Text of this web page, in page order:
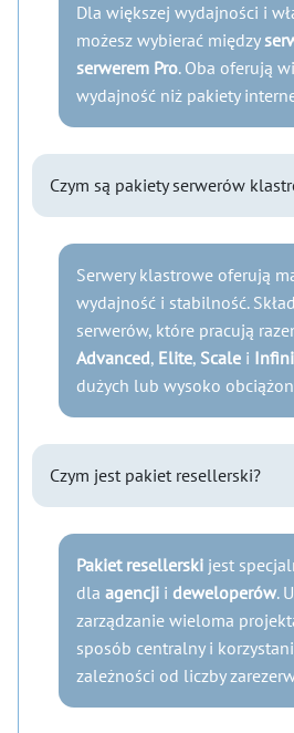
Dla większej wydajności i
możesz wybierać między
serwerem Pro. Oba oferują
wydajność niż pakiety
Czym są pakiety serwerów
Serwery klastrowe oferują
wydajność i stabilność.
serwerów, które pracują
Advanced, Elite, Scale i
dużych lub wysoko
Czym jest pakiet resellerski?
Pakiet resellerski jest
dla agencji i deweloperów.
zarządzanie wieloma
sposób centralny i
zależności od liczby